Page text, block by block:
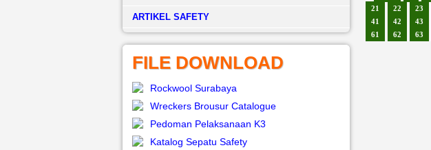
­ARTIKEL SAFETY
FILE DOWNLOAD
Rockwool Surabaya
Wreckers Brousur Catalogue
Pedoman Pelaksanaan K3
Katalog Sepatu Safety
21
22 23
41
42 43
61
62 63